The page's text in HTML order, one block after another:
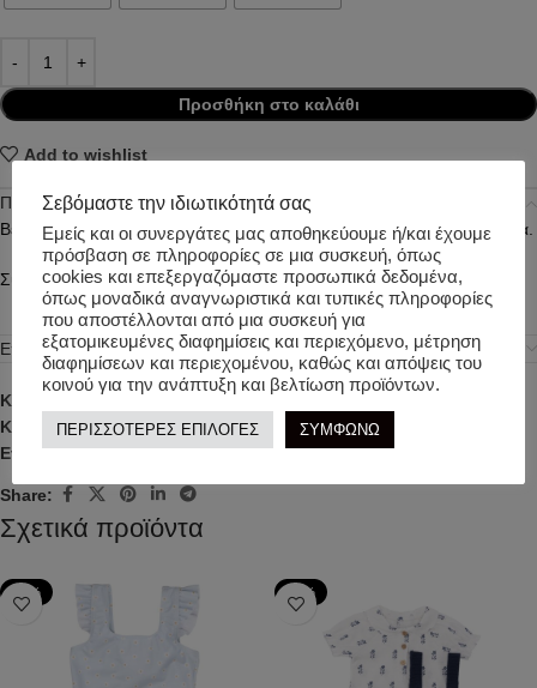
Προσθήκη στο καλάθι
Add to wishlist
Περιγραφή
Βελουτέ ολόσωμη φόρμα, με την πιο χαριτωμένη κουνελίσια κουκούλα.
Σύνθεση: 93% POL 7%ELA
Επιπλέον πληροφορίες
Κωδικός προϊόντος:
Κατηγορίες: ΒΡΕΦΙΚΑ , ΚΟΡΙΤΣΙ
ΧΕΙΜΕΡΙΝΑ ΡΟΥΧΑ
Ετικέτα: TWO IN A CASTLE
Share:
Σχετικά προϊόντα
-50% -50%
Σεβόμαστε την ιδιωτικότητά σας
Εμείς και οι συνεργάτες μας αποθηκεύουμε ή/και έχουμε
πρόσβαση σε πληροφορίες σε μια συσκευή, όπως
cookies και επεξεργαζόμαστε προσωπικά δεδομένα,
όπως μοναδικά αναγνωριστικά και τυπικές πληροφορίες
που αποστέλλονται από μια συσκευή για
εξατομικευμένες διαφημίσεις και περιεχόμενο, μέτρηση
διαφημίσεων και περιεχομένου, καθώς και απόψεις του
κοινού για την ανάπτυξη και βελτίωση προϊόντων.
ΠΕΡΙΣΣΟΤΕΡΕΣ ΕΠΙΛΟΓΕΣ ΣΥΜΦΩΝΩ